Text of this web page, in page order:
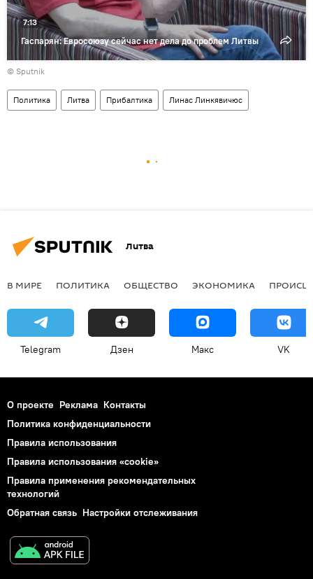
Гаспарян: Евросоюзу сейчас нет дела до проблем Литвы
7:13
© Sputnik
Политика Литва Прибалтика Линас Линкявичюс
Литва
В МИРЕ ПОЛИТИКА ОБЩЕСТВО ЭКОНОМИКА
Telegram Дзен Макс VK
О проекте Реклама Контакты
Политика конфиденциальности
Правила использования
Правила использования «cookie»
Правила применения рекомендательных
технологий
Обратная связь Настройки отслеживания